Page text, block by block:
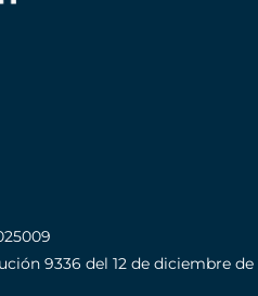
9336 del 12 de diciembre de